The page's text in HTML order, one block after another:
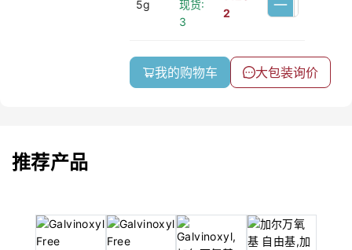
5g
现货:
3
2
我的购物车 大包装询价
推荐产品